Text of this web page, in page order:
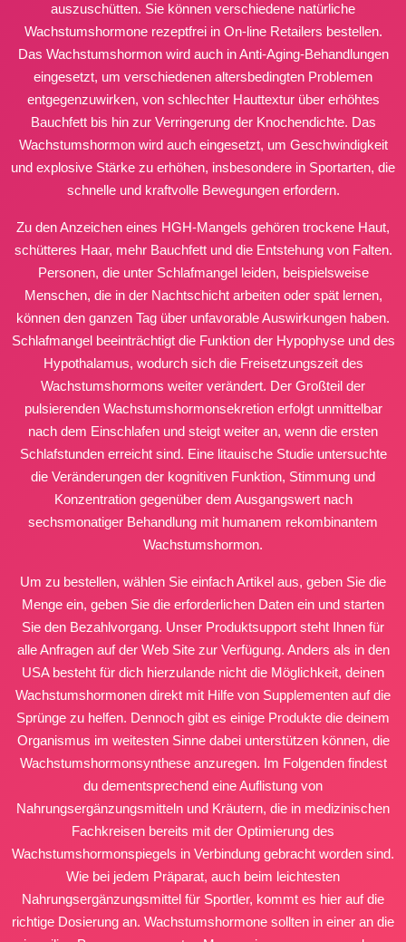
auszuschütten. Sie können verschiedene natürliche
Wachstumshormone rezeptfrei in On-line Retailers bestellen.
Das Wachstumshormon wird auch in Anti-Aging-Behandlungen
eingesetzt, um verschiedenen altersbedingten Problemen
entgegenzuwirken, von schlechter Hauttextur über erhöhtes
Bauchfett bis hin zur Verringerung der Knochendichte. Das
Wachstumshormon wird auch eingesetzt, um Geschwindigkeit
und explosive Stärke zu erhöhen, insbesondere in Sportarten, die
schnelle und kraftvolle Bewegungen erfordern.
Zu den Anzeichen eines HGH-Mangels gehören trockene Haut,
schütteres Haar, mehr Bauchfett und die Entstehung von Falten.
Personen, die unter Schlafmangel leiden, beispielsweise
Menschen, die in der Nachtschicht arbeiten oder spät lernen,
können den ganzen Tag über unfavorable Auswirkungen haben.
Schlafmangel beeinträchtigt die Funktion der Hypophyse und des
Hypothalamus, wodurch sich die Freisetzungszeit des
Wachstumshormons weiter verändert. Der Großteil der
pulsierenden Wachstumshormonsekretion erfolgt unmittelbar
nach dem Einschlafen und steigt weiter an, wenn die ersten
Schlafstunden erreicht sind. Eine litauische Studie untersuchte
die Veränderungen der kognitiven Funktion, Stimmung und
Konzentration gegenüber dem Ausgangswert nach
sechsmonatiger Behandlung mit humanem rekombinantem
Wachstumshormon.
Um zu bestellen, wählen Sie einfach Artikel aus, geben Sie die
Menge ein, geben Sie die erforderlichen Daten ein und starten
Sie den Bezahlvorgang. Unser Produktsupport steht Ihnen für
alle Anfragen auf der Web Site zur Verfügung. Anders als in den
USA besteht für dich hierzulande nicht die Möglichkeit, deinen
Wachstumshormonen direkt mit Hilfe von Supplementen auf die
Sprünge zu helfen. Dennoch gibt es einige Produkte die deinem
Organismus im weitesten Sinne dabei unterstützen können, die
Wachstumshormonsynthese anzuregen. Im Folgenden findest
du dementsprechend eine Auflistung von
Nahrungsergänzungsmitteln und Kräutern, die in medizinischen
Fachkreisen bereits mit der Optimierung des
Wachstumshormonspiegels in Verbindung gebracht worden sind.
Wie bei jedem Präparat, auch beim leichtesten
Nahrungsergänzungsmittel für Sportler, kommt es hier auf die
richtige Dosierung an. Wachstumshormone sollten in einer an die